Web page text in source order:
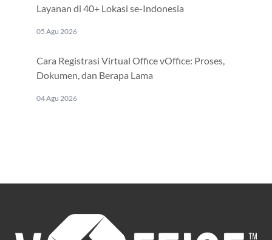
Layanan di 40+ Lokasi se-Indonesia
05 Agu 2026
Cara Registrasi Virtual Office vOffice: Proses,
Dokumen, dan Berapa Lama
04 Agu 2026